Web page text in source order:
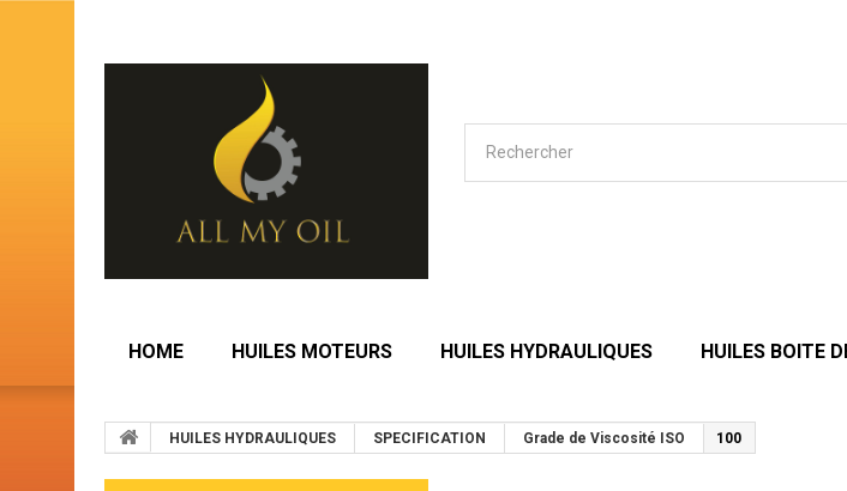
HOME HUILES MOTEURS HUILES HYDRAULIQUES HUILES BOITE
HUILES HYDRAULIQUES SPECIFICATION Grade de Viscosité ISO 100